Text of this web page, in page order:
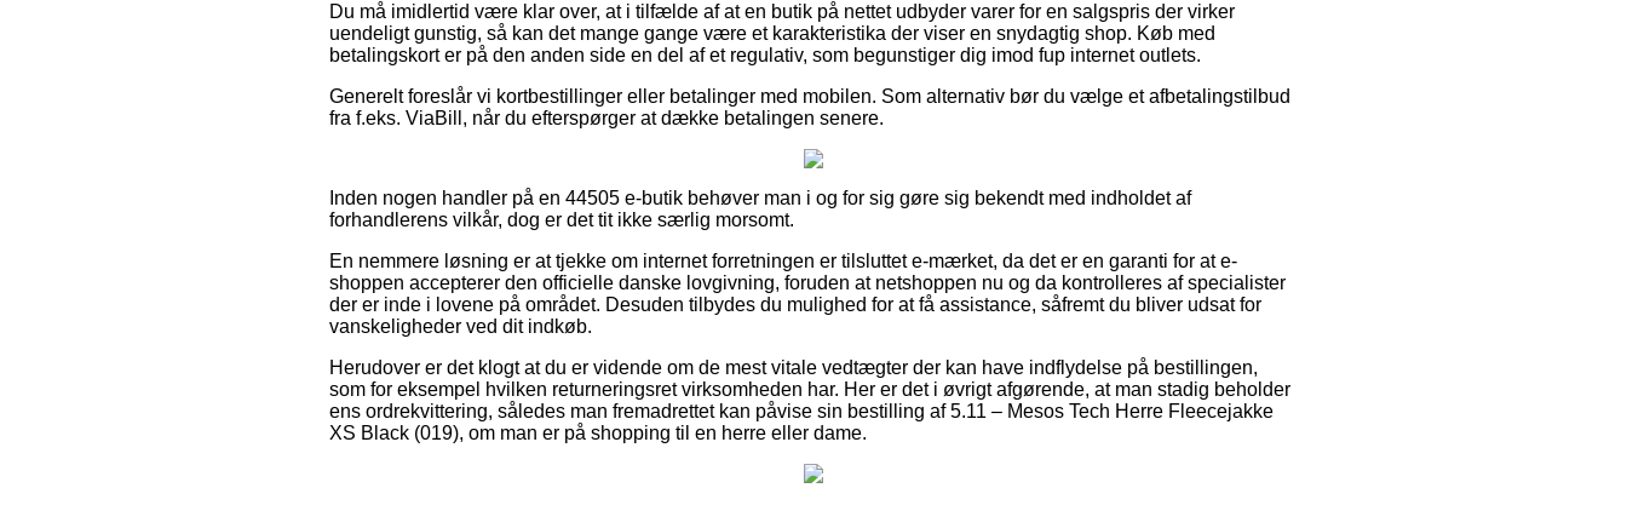
Du må imidlertid være klar over, at i tilfælde af at en butik på nettet udbyder varer for en salgspris der virker
uendeligt gunstig, så kan det mange gange være et karakteristika der viser en snydagtig shop. Køb med
betalingskort er på den anden side en del af et regulativ, som begunstiger dig imod fup internet outlets.
Generelt foreslår vi kortbestillinger eller betalinger med mobilen. Som alternativ bør du vælge et afbetalingstilbud
fra f.eks. ViaBill, når du efterspørger at dække betalingen senere.
Inden nogen handler på en 44505 e-butik behøver man i og for sig gøre sig bekendt med indholdet af
forhandlerens vilkår, dog er det tit ikke særlig morsomt.
En nemmere løsning er at tjekke om internet forretningen er tilsluttet e-mærket, da det er en garanti for at e-
shoppen accepterer den officielle danske lovgivning, foruden at netshoppen nu og da kontrolleres af specialister
der er inde i lovene på området. Desuden tilbydes du mulighed for at få assistance, såfremt du bliver udsat for
vanskeligheder ved dit indkøb.
Herudover er det klogt at du er vidende om de mest vitale vedtægter der kan have indflydelse på bestillingen,
som for eksempel hvilken returneringsret virksomheden har. Her er det i øvrigt afgørende, at man stadig beholder
ens ordrekvittering, således man fremadrettet kan påvise sin bestilling af 5.11 – Mesos Tech Herre Fleecejakke
XS Black (019), om man er på shopping til en herre eller dame.